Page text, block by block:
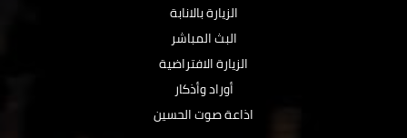
الزيارة بالانابة
البث المباشر
الزيارة الافتراضية
أوراد وأذكار
اذاعة صوت الحسين